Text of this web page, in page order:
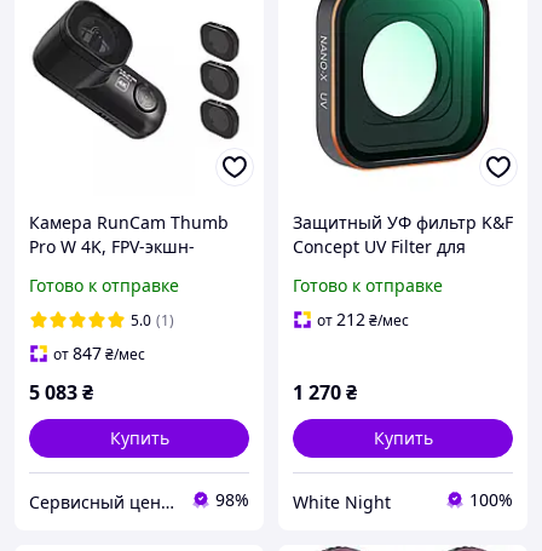
Камера RunCam Thumb
Pro W 4K, FPV-экшн-
ND-фильтрами для
дронов квадрокоптеров
Готово к отправке
5.0 (1)
от847₴/мес
5 083₴
Купить
Сервисный центр Экран 98%
Защитный УФ фильтр K&F
Concept UV Filter для
HERO9/10/11/12
(KF01.2335)
Готово к отправке
от212₴/мес
1 270₴
Купить
White Night 100%